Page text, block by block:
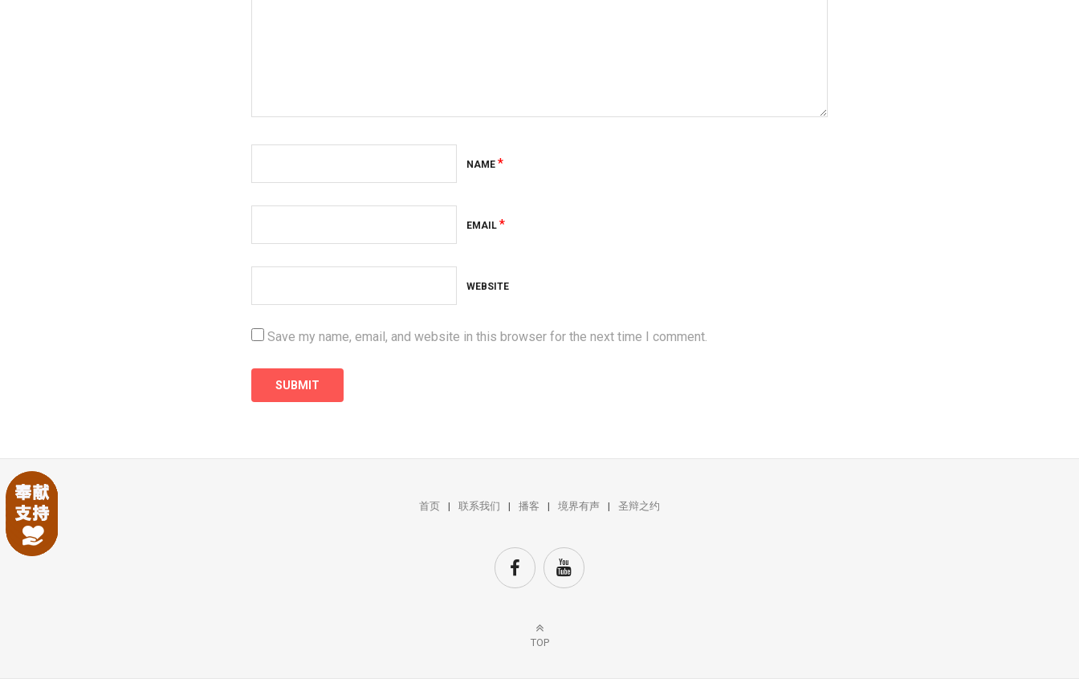
NAME*
EMAIL*
WEBSITE
Save my name, email, and website in this browser for the next time I comment.
首页 联系我们 播客 境界有声 圣辩之约
TOP